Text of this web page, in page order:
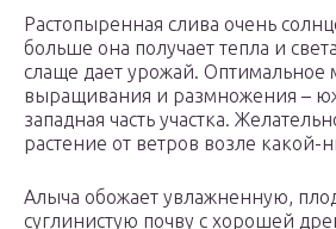
Растопыренная слива очень
больше она получает тепла и
слаще дает урожай. Оптимальное
выращивания и размножения –
западная часть участка.
растение от ветров возле какой-
Алыча обожает увлажненную,
суглинистую почву с хорошей